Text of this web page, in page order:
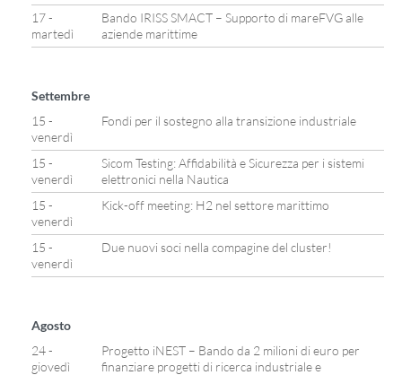
17 -
martedì
Bando IRISS SMACT – Supporto di mareFVG alle
aziende marittime
Settembre
15 -
venerdì
Fondi per il sostegno alla transizione industriale
15 -
venerdì
Sicom Testing: Affidabilità e Sicurezza per i sistemi
elettronici nella Nautica
15 -
venerdì
Kick-off meeting: H2 nel settore marittimo
15 -
venerdì
Due nuovi soci nella compagine del cluster!
Agosto
24 -
giovedì
Progetto iNEST – Bando da 2 milioni di euro per
finanziare progetti di ricerca industriale e